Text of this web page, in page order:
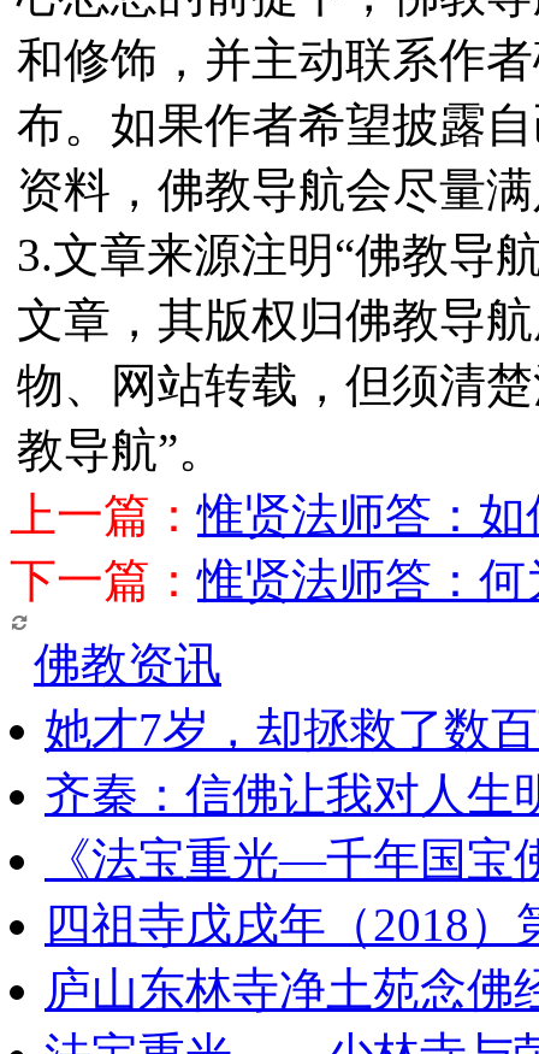
和修饰，并主动联系作
布。如果作者希望披露
资料，佛教导航会尽量
3.文章来源注明“佛教导
文章，其版权归佛教导
物、网站转载，但须清
教导航”。
上一篇：惟贤法师答：
下一篇：惟贤法师答：
佛教资讯
她才7岁，却拯救了数
齐秦：信佛让我对人生
《法宝重光—千年国宝
四祖寺戊戌年（2018
庐山东林寺净土苑念佛